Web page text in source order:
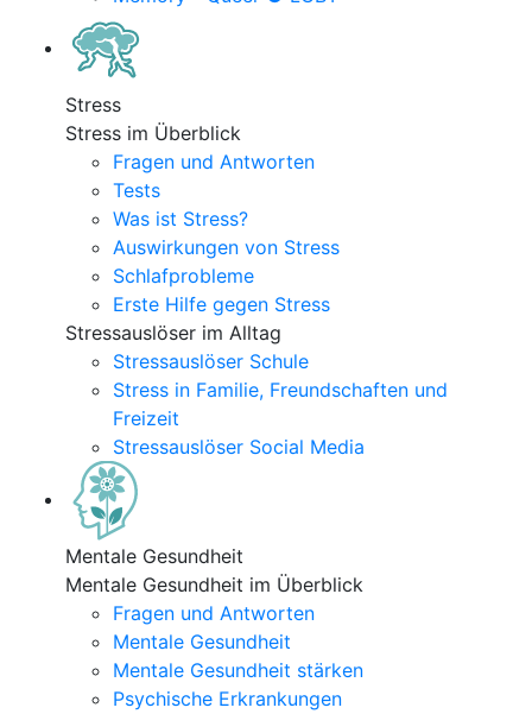
Stress
Stress im Überblick
Fragen und Antworten
Tests
Was ist Stress?
Auswirkungen von Stress
Schlafprobleme
Erste Hilfe gegen Stress
Stressauslöser im Alltag
Stressauslöser Schule
Stress in Familie, Freundschaften und
Freizeit
Stressauslöser Social Media
Mentale Gesundheit
Mentale Gesundheit im Überblick
Fragen und Antworten
Mentale Gesundheit
Mentale Gesundheit stärken
Psychische Erkrankungen